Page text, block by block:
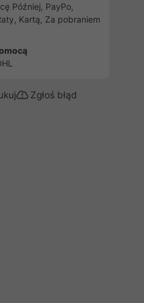
Później, PayPo,
Kartą, Za pobraniem
Zgłoś błąd